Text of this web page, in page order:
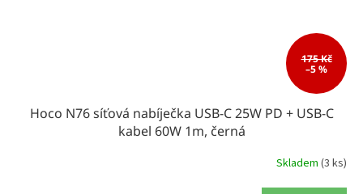
175 Kč
–5 %
Hoco N76 síťová nabíječka USB-C 25W PD + USB-C
kabel 60W 1m, černá
Skladem (3 ks)